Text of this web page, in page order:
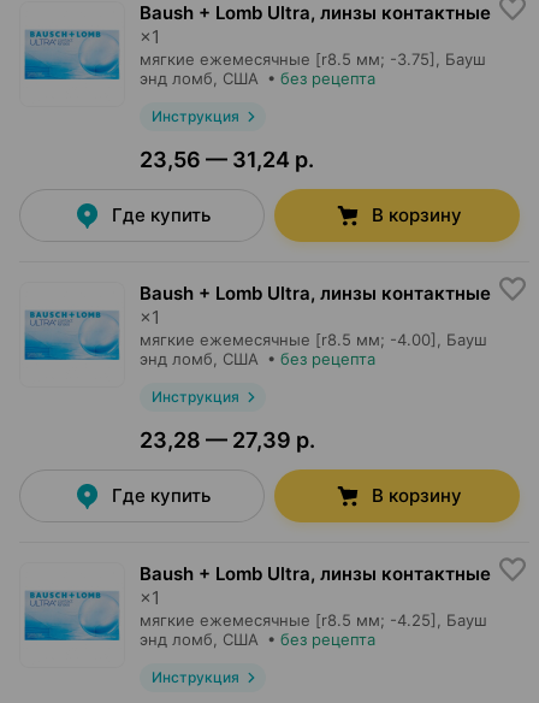
Baush + Lomb Ultra, линзы контактные
×1
мягкие ежемесячные [r8.5 мм; -3.75],
Бауш
энд ломб , США • без рецепта
Инструкция
23,56 — 31,24 р.
Где купить В корзину
Baush + Lomb Ultra, линзы контактные
×1
мягкие ежемесячные [r8.5 мм; -4.00],
Бауш
энд ломб , США • без рецепта
Инструкция
23,28 — 27,39 р.
Где купить В корзину
Baush + Lomb Ultra, линзы контактные
×1
мягкие ежемесячные [r8.5 мм; -4.25],
Бауш
энд ломб , США • без рецепта
Инструкция